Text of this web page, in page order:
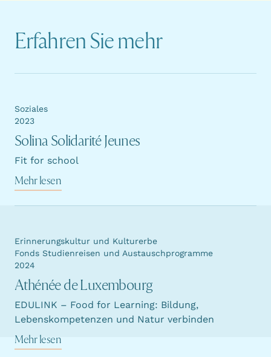
Erfahren Sie mehr
Solina Solidarité Jeunes
Fit for school
Soziales
2023
Mehr lesen
Athénée de Luxembourg
EDULINK – Food for Learning: Bildung,
Lebenskompetenzen und Natur verbinden
Erinnerungskultur und Kulturerbe
Fonds Studienreisen und Austauschprogramme
2024
Mehr lesen